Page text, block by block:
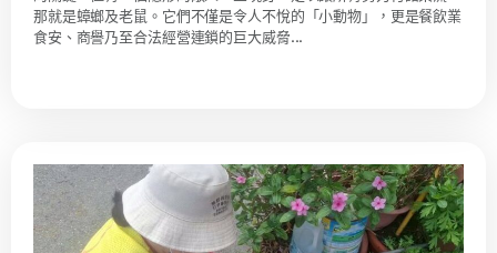
那就是蟑螂及老鼠。它們不僅是令人不悅的「小動物」，更是餐飲業
食安、商譽乃至合法經營連鎖的巨大威脅...